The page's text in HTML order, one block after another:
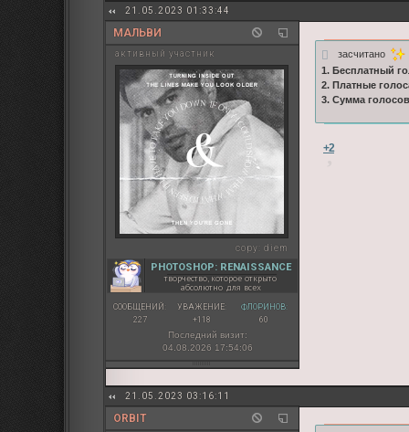
21.05.2023 01:33:44
МАЛЬВИ
активный участник
copy: diem
PHOTOSHOP: RENAISSANCE
творчество, которое открыто
абсолютно для всех
СООБЩЕНИЙ:
227
УВАЖЕНИЕ:
+118
ФЛОРИНОВ:
60
Последний визит:
04.08.2026 17:54:06
засчитано
1. Бесплатный
2. Платные
3. Сумма
+2
21.05.2023 03:16:11
ORBIT